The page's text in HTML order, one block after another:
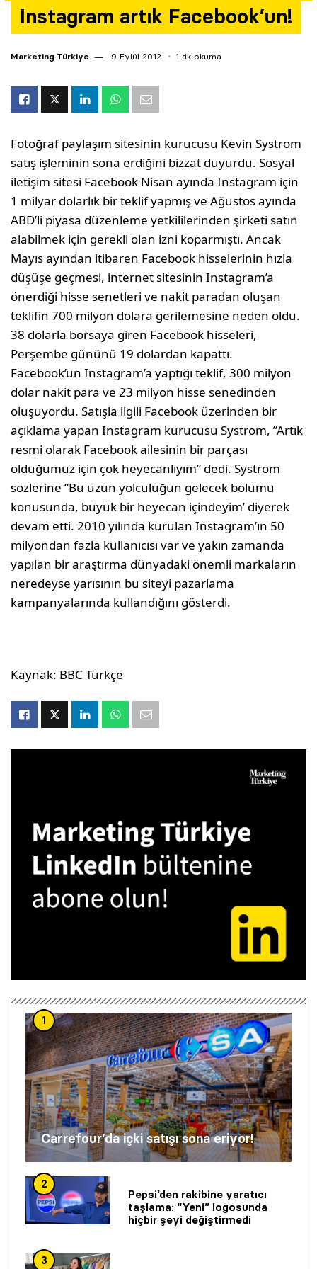
Instagram artık Facebook’un!
Marketing Türkiye 9 Eylül 2012 1 dk okuma
Fotoğraf paylaşım sitesinin kurucusu Kevin Systrom
satış işleminin sona erdiğini bizzat duyurdu. Sosyal
iletişim sitesi Facebook Nisan ayında Instagram için
1 milyar dolarlık bir teklif yapmış ve Ağustos ayında
ABD’li piyasa düzenleme yetkililerinden şirketi satın
alabilmek için gerekli olan izni koparmıştı. Ancak
Mayıs ayından itibaren Facebook hisselerinin hızla
düşüşe geçmesi, internet sitesinin Instagram’a
önerdiği hisse senetleri ve nakit paradan oluşan
teklifin 700 milyon dolara gerilemesine neden oldu.
38 dolarla borsaya giren Facebook hisseleri,
Perşembe gününü 19 dolardan kapattı.
Facebook’un Instagram’a yaptığı teklif, 300 milyon
dolar nakit para ve 23 milyon hisse senedinden
oluşuyordu. Satışla ilgili Facebook üzerinden bir
açıklama yapan Instagram kurucusu Systrom, ”Artık
resmi olarak Facebook ailesinin bir parçası
olduğumuz için çok heyecanlıyım” dedi. Systrom
sözlerine ”Bu uzun yolculuğun gelecek bölümü
konusunda, büyük bir heyecan içindeyim’ diyerek
devam etti. 2010 yılında kurulan Instagram’ın 50
milyondan fazla kullanıcısı var ve yakın zamanda
yapılan bir araştırma dünyadaki önemli markaların
neredeyse yarısının bu siteyi pazarlama
kampanyalarında kullandığını gösterdi.
Kaynak: BBC Türkçe
1
Carrefour’da içki satışı sona eriyor!
2
Pepsi’den rakibine yaratıcı
taşlama: “Yeni” logosunda
hiçbir şeyi değiştirmedi
3
Yazarlar
Araştırma